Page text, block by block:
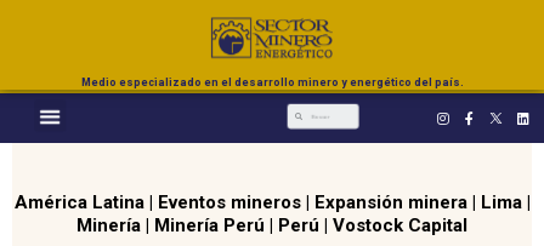
Medio especializado en el desarrollo minero y energético del país.
América Latina| Eventos mineros| Expansión minera| Lima|
Minería | Minería Perú | Perú | Vostock Capital